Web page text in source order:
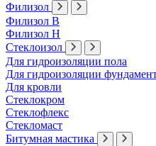
Филизол
Филизол В
Филизол Н
Стеклоизол
Для гидроизоляции пола
Для гидроизоляции
Для кровли
Стеклокром
Стеклофлекс
Стекломаст
Битумная мастика